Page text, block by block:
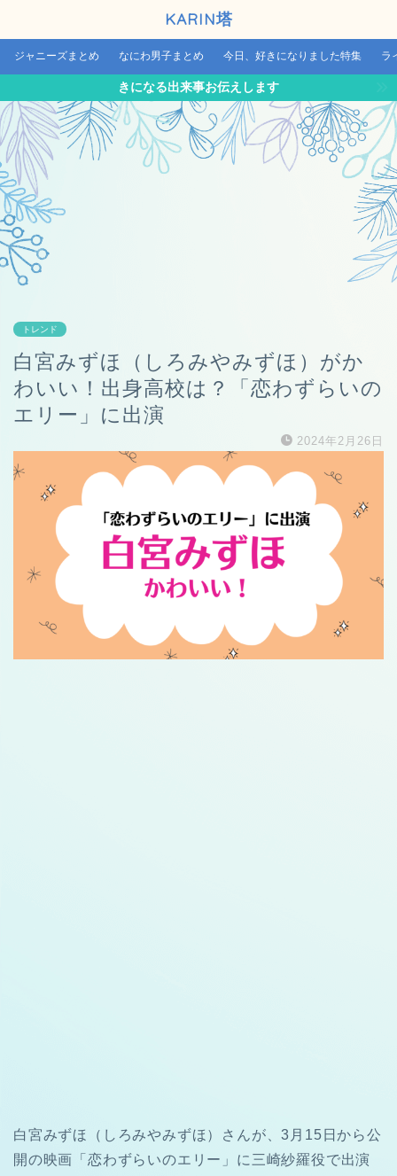
KARIN塔
ジャニーズまとめ なにわ男子まとめ 今日、好きになりました特集 ラ
きになる出来事お伝えします
トレンド
白宮みずほ（しろみやみずほ）がか
わいい！出身高校は？「恋わずらいの
エリー」に出演
2024年2月26日
白宮みずほ（しろみやみずほ）さんが、3月15日から公
開の映画「恋わずらいのエリー」に三崎紗羅役で出演